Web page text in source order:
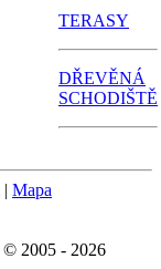
TERASY
DŘEVĚNÁ
SCHODIŠTĚ
| Mapa
© 2005 - 2026